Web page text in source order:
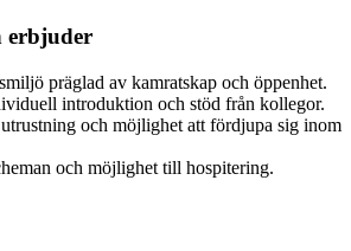
erbjuder
präglad av kamratskap och öppenhet.
introduktion och stöd från kollegor.
och möjlighet att fördjupa sig inom
och möjlighet till hospitering.